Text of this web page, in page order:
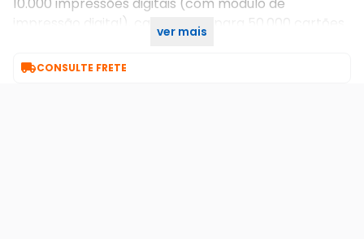
impressão digital), capacidade para 50.000 cartões
ver mais
CONSULTE FRETE